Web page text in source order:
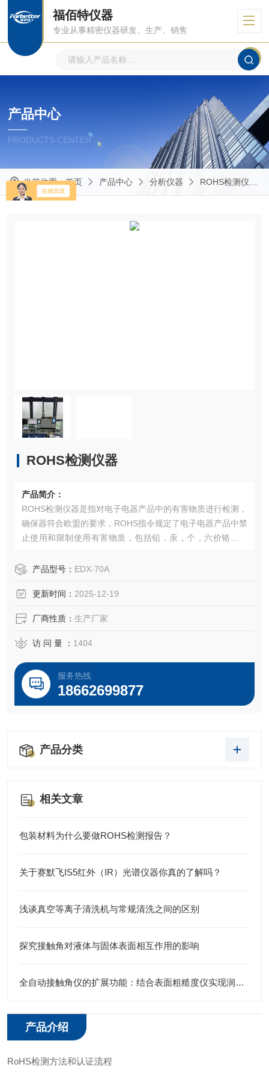
福佰特仪器
专业从事精密仪器研发、生产、销售
产品中心
PRODUCTS CENTER
当前位置：首页 产品中心 分析仪器 ROHS检测仪器
ROHS检测仪器
产品简介：
ROHS检测仪器是指对电子电器产品中的有害物质进行检测，
确保器符合欧盟的要求，ROHS指令规定了电子电器产品中禁
止使用和限制使用有害物质，包括铅，汞，个，六价铬，多
产品型号： EDX-70A
更新时间： 2025-12-19
厂商性质： 生产厂家
访 问 量 ： 1404
服务热线
18662699877
产品分类
相关文章
包装材料为什么要做ROHS检测报告？
关于赛默飞IS5红外（IR）光谱仪器你真的了解吗？
浅谈真空等离子清洗机与常规清洗之间的区别
探究接触角对液体与固体表面相互作用的影响
全自动接触角仪的扩展功能：结合表面粗糙度仪实现润湿性综合分析
产品介绍
RoHS检测方法和认证流程